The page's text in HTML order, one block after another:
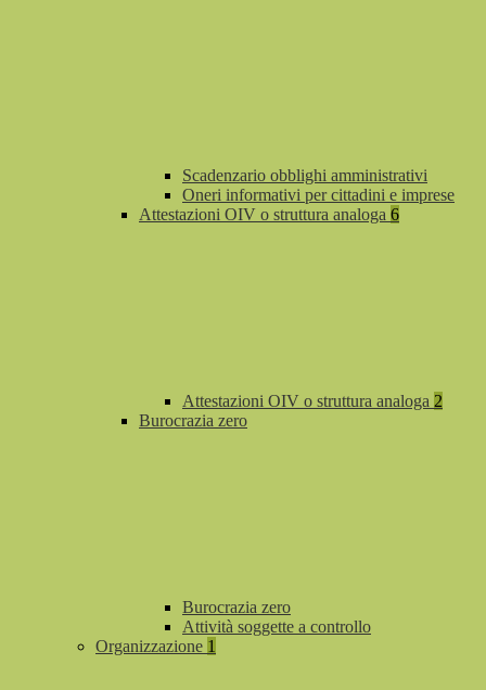
Scadenzario obblighi amministrativi
Oneri informativi per cittadini e imprese
Attestazioni OIV o struttura analoga 6
Attestazioni OIV o struttura analoga 2
Burocrazia zero
Burocrazia zero
Attività soggette a controllo
Organizzazione 1